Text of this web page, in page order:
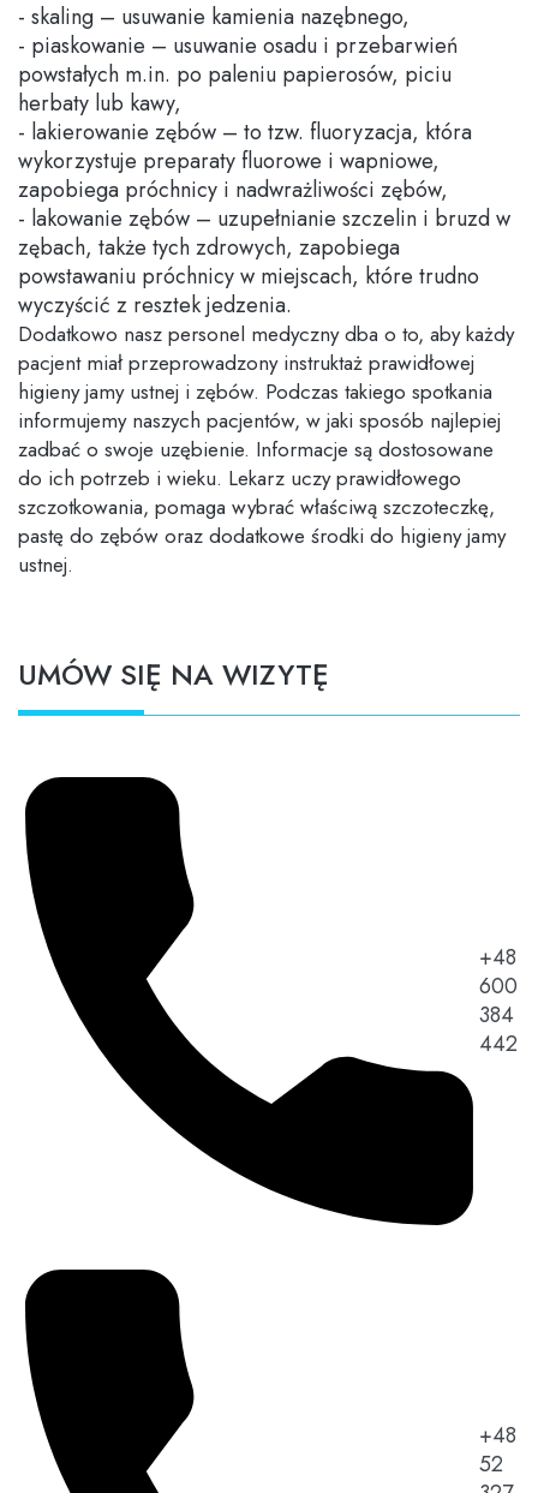
UMÓW SIĘ NA WIZYTĘ
+48
600
384
442
+48
52
skaling – usuwanie kamienia nazębnego,
piaskowanie – usuwanie osadu i przebarwień
powstałych m.in. po paleniu papierosów, piciu
herbaty lub kawy,
lakierowanie zębów – to tzw. fluoryzacja, która
wykorzystuje preparaty fluorowe i wapniowe,
zapobiega próchnicy i nadwrażliwości zębów,
lakowanie zębów – uzupełnianie szczelin i bruzd w
zębach, także tych zdrowych, zapobiega
powstawaniu próchnicy w miejscach, które trudno
wyczyścić z resztek jedzenia.
Dodatkowo nasz personel medyczny dba o to, aby każdy
pacjent miał przeprowadzony instruktaż prawidłowej
higieny jamy ustnej i zębów. Podczas takiego spotkania
informujemy naszych pacjentów, w jaki sposób najlepiej
zadbać o swoje uzębienie. Informacje są dostosowane
do ich potrzeb i wieku. Lekarz uczy prawidłowego
szczotkowania, pomaga wybrać właściwą szczoteczkę,
pastę do zębów oraz dodatkowe środki do higieny jamy
ustnej.